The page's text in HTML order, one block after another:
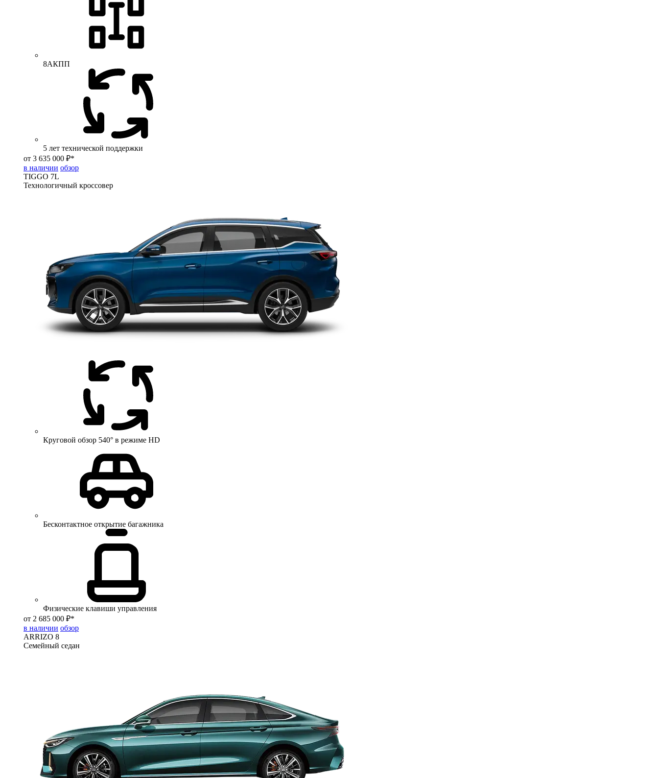
8АКПП
5 лет технической поддержки
от 3 635 000 ₽*
в наличии обзор
TIGGO 7L
Технологичный кроссовер
Круговой обзор 540° в режиме HD
Бесконтактное открытие багажника
Физические клавиши управления
от 2 685 000 ₽*
в наличии обзор
ARRIZO 8
Семейный седан